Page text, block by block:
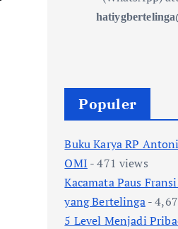
Populer
Buku Karya RP
OMI - 471 views
Kacamata Paus
yang Bertelinga-
5 Level Menjadi